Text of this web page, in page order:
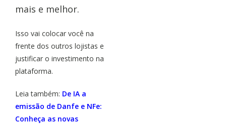
mais e melhor.
Isso vai colocar você na
frente dos outros lojistas e
justificar o investimento na
plataforma.
Leia também: De IA a
emissão de Danfe e NFe:
Conheça as novas